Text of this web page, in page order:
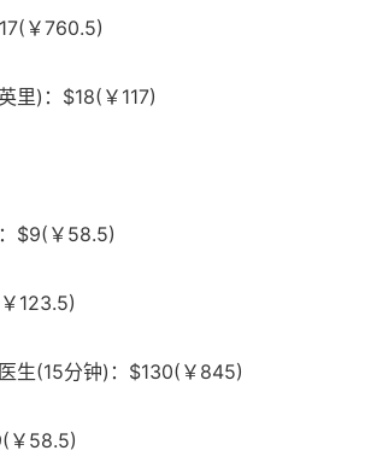
￥760.5)
里)：$18(￥117)
$9(￥58.5)
123.5)
生(15分钟)：$130(￥845)
￥58.5)